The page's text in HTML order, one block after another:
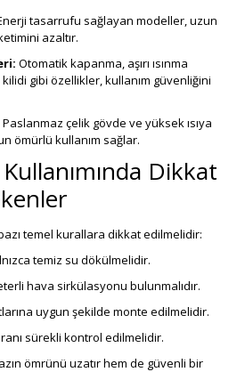
tasarrufu sağlayan modeller, uzun
azaltır.
Otomatik kapanma, aşırı ısınma
gibi özellikler, kullanım güvenliğini
Paslanmaz çelik gövde ve yüksek ısıya
ömürlü kullanım sağlar.
Dikkat
temel kurallara dikkat edilmelidir:
temiz su dökülmelidir.
hava sirkülasyonu bulunmalıdır.
uygun şekilde monte edilmelidir.
sürekli kontrol edilmelidir.
ömrünü uzatır hem de güvenli bir